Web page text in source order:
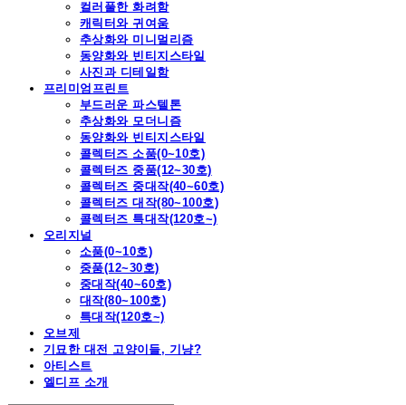
컬러풀한 화려함
캐릭터와 귀여움
추상화와 미니멀리즘
동양화와 빈티지스타일
사진과 디테일함
프리미엄프린트
부드러운 파스텔톤
추상화와 모더니즘
동양화와 빈티지스타일
콜렉터즈 소품(0~10호)
콜렉터즈 중품(12~30호)
콜렉터즈 중대작(40~60호)
콜렉터즈 대작(80~100호)
콜렉터즈 특대작(120호~)
오리지널
소품(0~10호)
중품(12~30호)
중대작(40~60호)
대작(80~100호)
특대작(120호~)
오브제
기묘한 대전 고양이들, 기냥?
아티스트
엘디프 소개